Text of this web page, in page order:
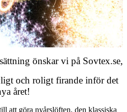
önskar vi på Sovtex.se,
och roligt firande inför det
året!
att göra nyårslöften, den klassiska